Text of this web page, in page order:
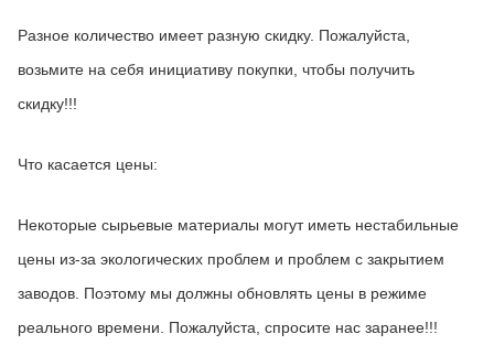
Разное количество имеет разную скидку. Пожалуйста,
возьмите на себя инициативу покупки, чтобы получить
скидку!!!
Что касается цены:
Некоторые сырьевые материалы могут иметь нестабильные
цены из-за экологических проблем и проблем с закрытием
заводов. Поэтому мы должны обновлять цены в режиме
реального времени. Пожалуйста, спросите нас заранее!!!